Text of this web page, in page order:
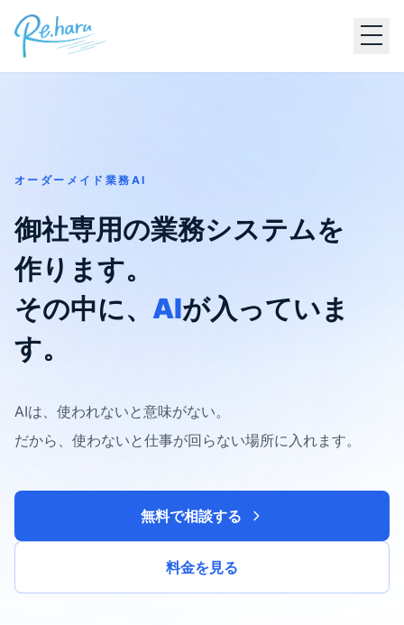
オーダーメイド業務AI
御社専用の業務システムを
作ります。
その中に、 AIが入っていま
す。
AIは、使われないと意味がない。
だから、使わないと仕事が回らない場所に入れます。
無料で相談する
料金を見る